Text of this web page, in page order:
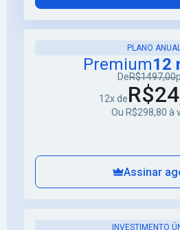
PLANO
Premium12
DeR$1497,00
12x de
Ou R$298,80 à
Assinar
INVESTIMENTO